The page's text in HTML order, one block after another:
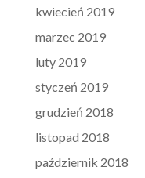
kwiecień 2019
marzec 2019
luty 2019
styczeń 2019
grudzień 2018
listopad 2018
październik 2018